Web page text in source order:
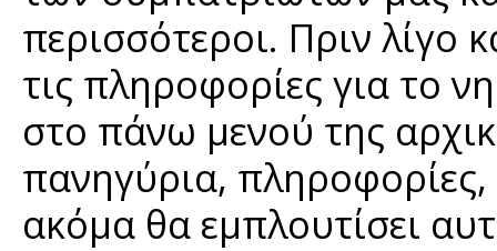
περισσότεροι. Πριν λίγο
τις πληροφορίες για το
στο πάνω μενού της
πανηγύρια,
ακόμα θα εμπλουτίσει